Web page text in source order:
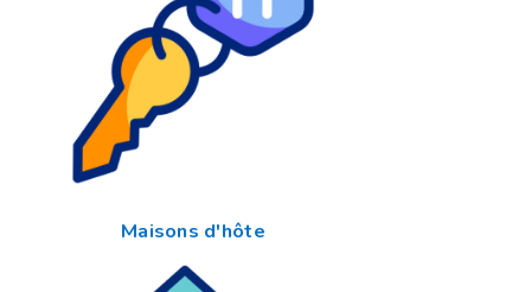
Maisons d'hôte